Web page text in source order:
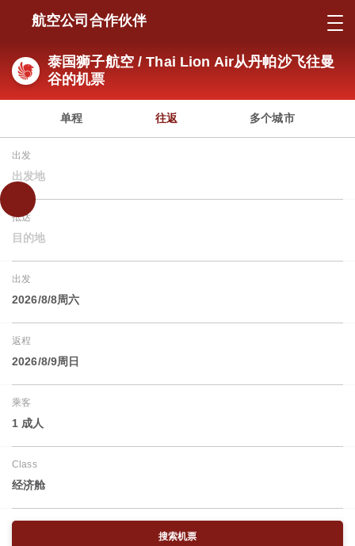
航空公司合作伙伴
泰国狮子航空 / Thai Lion Air从丹帕沙飞往曼
谷的机票
单程 往返 多个城市
出发
出发地
抵达
目的地
出发
2026/8/8周六
返程
2026/8/9周日
乘客
1 成人
Class
经济舱
搜索机票